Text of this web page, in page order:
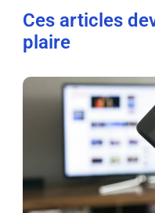
Ces articles
plaire